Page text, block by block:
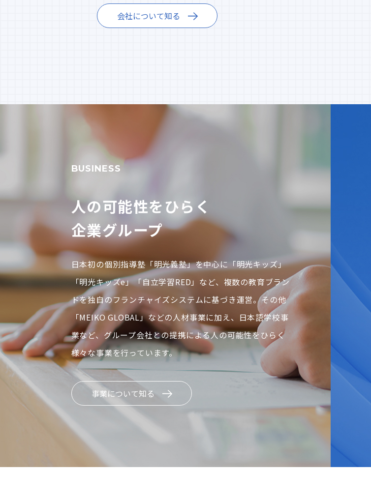
会社について知る
BUSINESS
人の可能性をひらく
企業グループ
日本初の個別指導塾「明光義塾」を中心に「明光キッズ」
「明光キッズe」「自立学習RED」など、複数の教育ブラン
ドを独自のフランチャイズシステムに基づき運営。その他
「MEIKO GLOBAL」などの人材事業に加え、日本語学校事
業など、グループ会社との提携による人の可能性をひらく
様々な事業を行っています。
事業について知る